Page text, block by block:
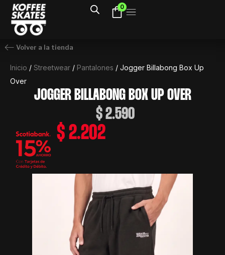
contenido
0
Volver a la tienda
Inicio / Streetwear / Pantalones / Jogger Billabong Box Up
Over
JOGGER BILLABONG BOX UP OVER
$2.590
$ 2.202